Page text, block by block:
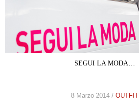
SEGUI LA MODA…
8 Marzo 2014 / OUTFIT